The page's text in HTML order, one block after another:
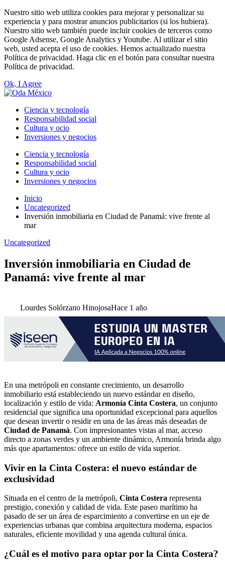
Nuestro sitio web utiliza cookies para mejorar y personalizar su
experiencia y para mostrar anuncios publicitarios (si los hubiera).
Nuestro sitio web también puede incluir cookies de terceros como
Google Adsense, Google Analytics y Youtube. Al utilizar el sitio
web, usted acepta el uso de cookies. Hemos actualizado nuestra
Política de privacidad. Haga clic en el botón para consultar nuestra
Política de privacidad.
Ok, I Agree
Ciencia y tecnología
Responsabilidad social
Cultura y ocio
Inversiones y negocios
Ciencia y tecnología
Responsabilidad social
Cultura y ocio
Inversiones y negocios
Inicio
Uncategorized
Inversión inmobiliaria en Ciudad de Panamá: vive frente al
mar
Uncategorized
Inversión inmobiliaria en Ciudad de
Panamá: vive frente al mar
Lourdes Solórzano HinojosaHace 1 año
En una metrópoli en constante crecimiento, un desarrollo
inmobiliario está estableciendo un nuevo estándar en diseño,
localización y estilo de vida: Armonía Cinta Costera, un conjunto
residencial que significa una oportunidad excepcional para aquellos
que desean invertir o residir en una de las áreas más deseadas de
Ciudad de Panamá. Con impresionantes vistas al mar, acceso
directo a zonas verdes y un ambiente dinámico, Armonía brinda algo
más que apartamentos: ofrece un estilo de vida superior.
Vivir en la Cinta Costera: el nuevo estándar de
exclusividad
Situada en el centro de la metrópoli, Cinta Costera representa
prestigio, conexión y calidad de vida. Este paseo marítimo ha
pasado de ser un área de esparcimiento a convertirse en un eje de
experiencias urbanas que combina arquitectura moderna, espacios
naturales, eficiente movilidad y una agenda cultural única.
¿Cuál es el motivo para optar por la Cinta Costera?